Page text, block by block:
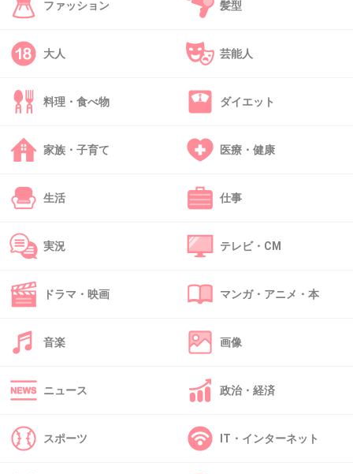
この人やね
出典：livedoor.blogimg.jp
40. 匿名
年取ったら、元気でも精神的には弱くなるの
に、初期ったって癌。しかも一回復帰しかけて
また逆戻りだからね。そりゃ気落ちするだろ
ー。
いいんじゃないか、持ちつ持たれつ。親より年
上なんて私は冗談じゃないが。
ファッション 髪型
大人 芸能人
料理・食べ物 ダイエット
家族・子育て 医療・健康
生活 仕事
実況 テレビ・CM
ドラマ・映画 マンガ・アニメ・本
音楽 画像
ニュース 政治・経済
スポーツ IT・インターネット